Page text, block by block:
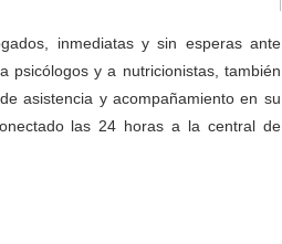
inmediatas y sin esperas ante
psicólogos y a nutricionistas, también
asistencia y acompañamiento en su
las 24 horas a la central de